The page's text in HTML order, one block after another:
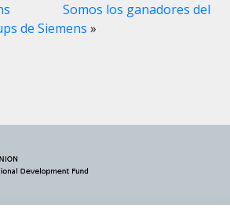
Somos los ganadores del
de Siemens »